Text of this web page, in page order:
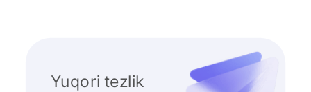
Yuqori tezlik